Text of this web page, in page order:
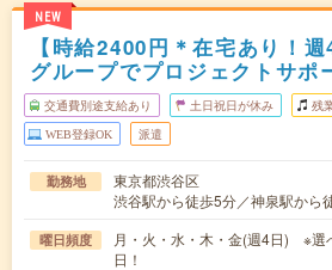
NEW
【時給2400円＊在宅あり！
グループでプロジェクトサポ
交通費別途支給あり 土日祝日が休み 残
WEB登録OK 派遣
勤務地
東京都渋谷区
渋谷駅から徒歩5分／神泉駅から
曜日頻度
月・火・水・木・金(週4日) ※選
日！